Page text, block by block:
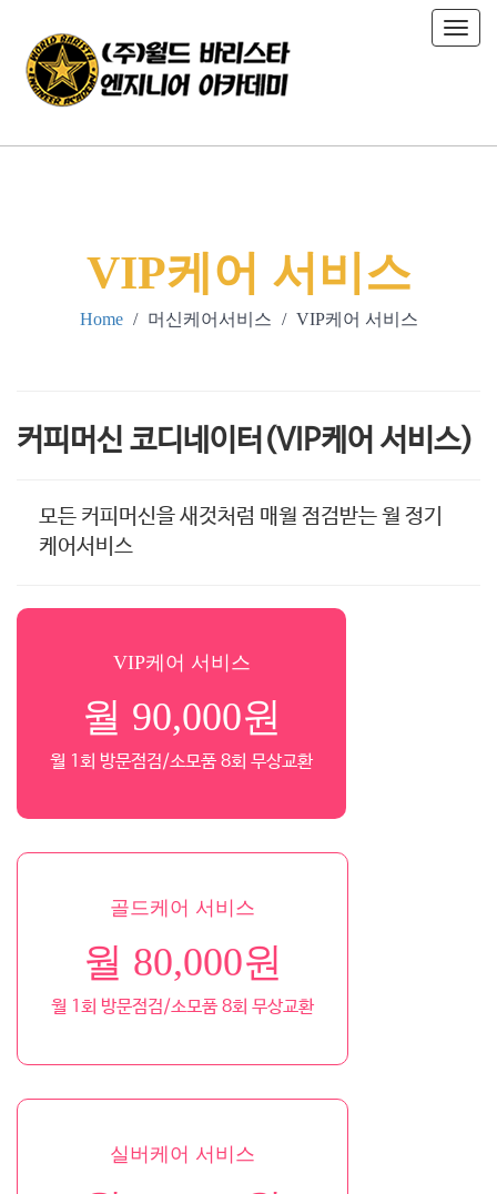
T
e
VIP케어 서비스
Home / 머신케어서비스 / VIP케어 서비스
커피머신 코디네이터(VIP케어 서비스)
모든 커피머신을 새것처럼 매월 점검받는 월 정기
케어서비스
VIP케어 서비스
월 90,000원
월 1회 방문점검/소모품 8회 무상교환
골드케어 서비스
월 80,000원
월 1회 방문점검/소모품 8회 무상교환
실버케어 서비스